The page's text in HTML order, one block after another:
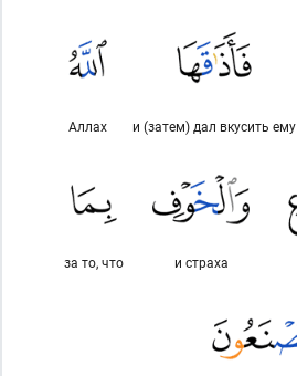
и (затем) дал вкусить ему
Аллах
и страха
за то, что